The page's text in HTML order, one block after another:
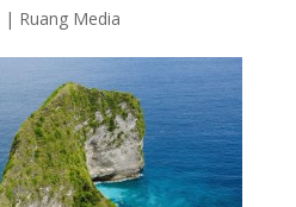
| Ruang Media